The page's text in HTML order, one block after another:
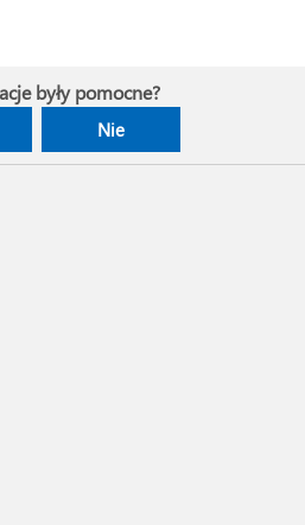
były pomocne?
Nie